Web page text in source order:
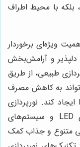
بلکه با محیط اطراف
ویژه‌ای برخوردار
دلپذیر و آرامش‌بخش
طبیعی، از طریق
به کاهش مصرف
کند. نورپردازی
مصنوعی، از طریق استفاده از لامپ‌های LED و سیستم‌های
متنوع و جذاب کمک